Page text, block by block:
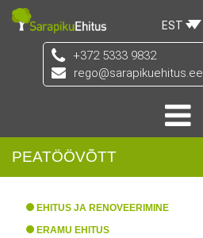
EST
+372 5333 9832
rego@sarapikuehitus.ee
PEATÖÖVÕTT
EHITUS JA RENOVEERIMINE
ERAMU EHITUS